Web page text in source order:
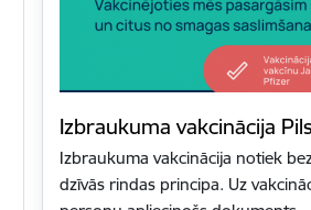
Izbraukuma vakcinācija
Izbraukuma vakcinācija notiek
dzīvās rindas principa. Uz